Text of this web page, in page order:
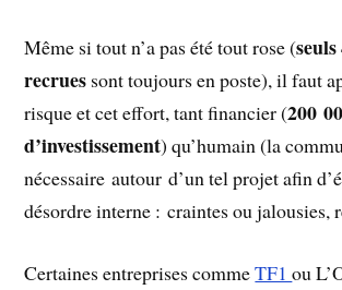
Même si tout n’a pas été tout rose (
recrues sont toujours en poste), il faut
risque et cet effort, tant financier (200
d’investissement) qu’humain (la
nécessaire autour d’un tel projet afin
désordre interne : craintes ou
Certaines entreprises commeTF1ou